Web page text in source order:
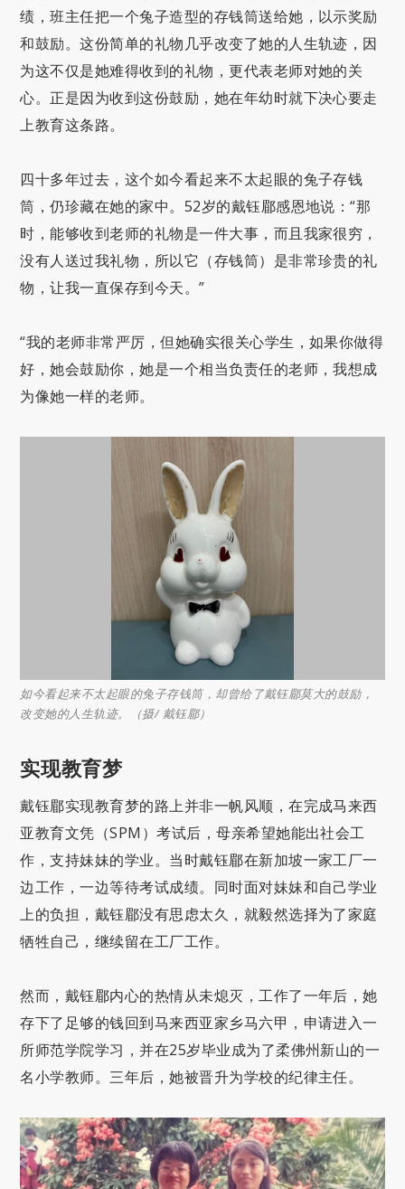
绩，班主任把一个兔子造型的存钱筒送给她，以示奖励
和鼓励。这份简单的礼物几乎改变了她的人生轨迹，因
为这不仅是她难得收到的礼物，更代表老师对她的关
心。正是因为收到这份鼓励，她在年幼时就下决心要走
上教育这条路。
四十多年过去，这个如今看起来不太起眼的兔子存钱
筒，仍珍藏在她的家中。52岁的戴钰郿感恩地说：“那
时，能够收到老师的礼物是一件大事，而且我家很穷，
没有人送过我礼物，所以它（存钱筒）是非常珍贵的礼
物，让我一直保存到今天。”
“我的老师非常严厉，但她确实很关心学生，如果你做得
好，她会鼓励你，她是一个相当负责任的老师，我想成
为像她一样的老师。
如今看起来不太起眼的兔子存钱筒，却曾给了戴钰郿莫大的鼓励，
改变她的人生轨迹。（摄/ 戴钰郿）
实现教育梦
戴钰郿实现教育梦的路上并非一帆风顺，在完成马来西
亚教育文凭（SPM）考试后，母亲希望她能出社会工
作，支持妹妹的学业。当时戴钰郿在新加坡一家工厂一
边工作，一边等待考试成绩。同时面对妹妹和自己学业
上的负担，戴钰郿没有思虑太久，就毅然选择为了家庭
牺牲自己，继续留在工厂工作。
然而，戴钰郿内心的热情从未熄灭，工作了一年后，她
存下了足够的钱回到马来西亚家乡马六甲，申请进入一
所师范学院学习，并在25岁毕业成为了柔佛州新山的一
名小学教师。三年后，她被晋升为学校的纪律主任。